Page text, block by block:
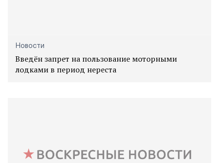
Новости
Введён запрет на пользование моторными
лодками в период нереста